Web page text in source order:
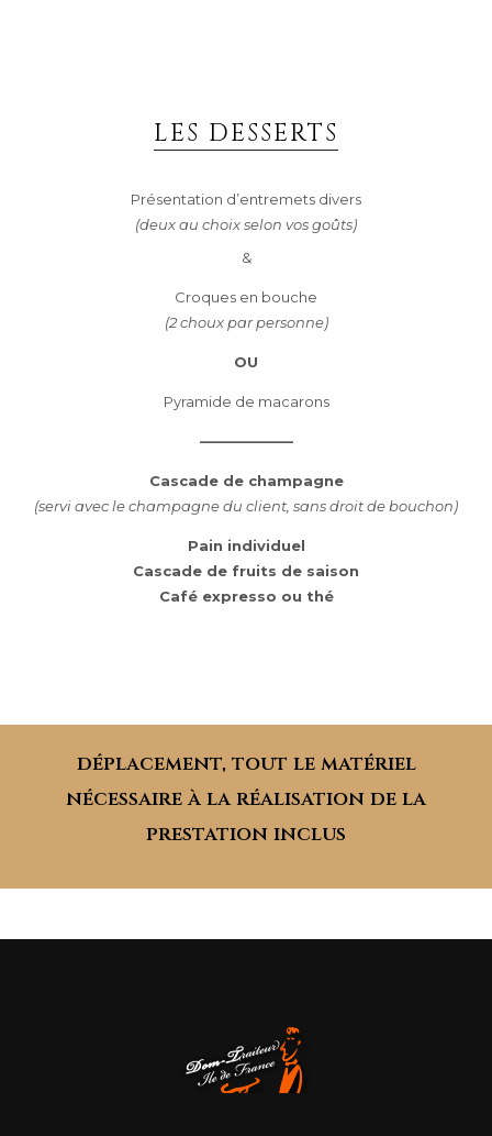
LES DESSERTS
Présentation d’entremets divers
(deux au choix selon vos goûts)
&
Croques en bouche
(2 choux par personne)
OU
Pyramide de macarons
——————–
Cascade de champagne
(servi avec le champagne du client, sans droit de bouchon)
Pain individuel
Cascade de fruits de saison
Café expresso ou thé
déplacement, tout le matériel
nécessaire à la réalisation de la
prestation inclus